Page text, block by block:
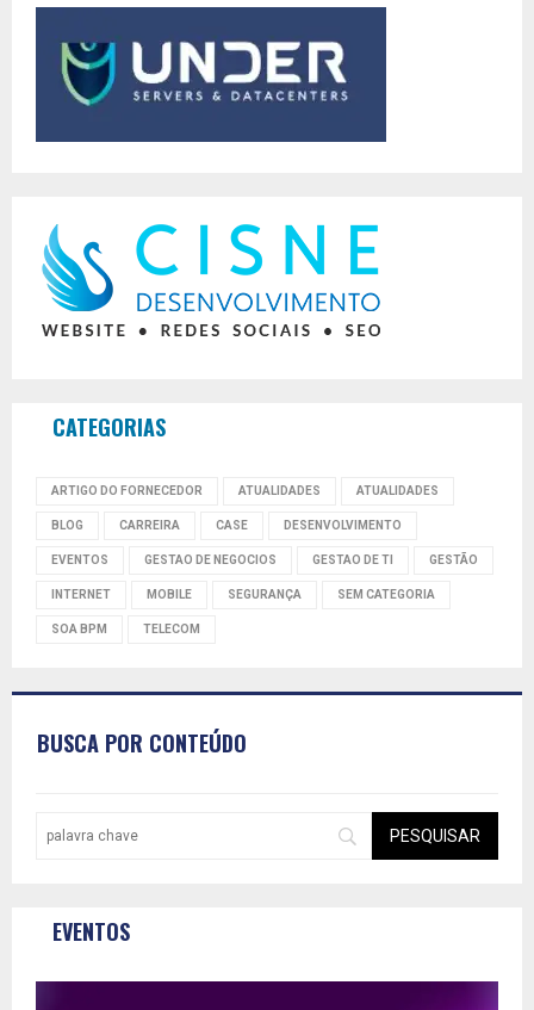
CATEGORIAS
ARTIGO DO FORNECEDOR ATUALIDADES ATUALIDADES
BLOG CARREIRA CASE DESENVOLVIMENTO
EVENTOS GESTAO DE NEGOCIOS GESTAO DE TI GESTÃO
INTERNET MOBILE SEGURANÇA SEM CATEGORIA
SOA BPM TELECOM
BUSCA POR CONTEÚDO
EVENTOS